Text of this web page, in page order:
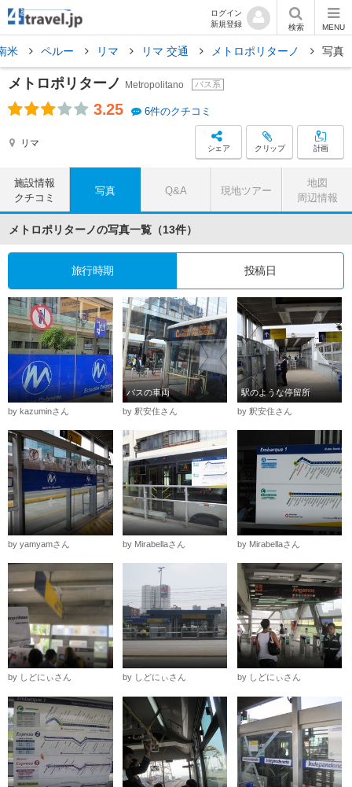
ログイン
新規登録
検索 MENU
米 ペルー リマ リマ 交通 メトロポリターノ 写真
メトロポリターノ Metropolitano バス系
3.25 6件のクチコミ
リマ シェア クリップ 計画
施設情報
クチコミ
写真 Q&A 現地ツアー
地図
周辺情報
メトロポリターノの写真一覧（13件）
旅行時期 投稿日
by kazuminさん
バスの車両
by 釈安住さん
駅のような停留所
by 釈安住さん
by yamyamさん by Mirabellaさん by Mirabellaさん
by しどにぃさん by しどにぃさん by しどにぃさん